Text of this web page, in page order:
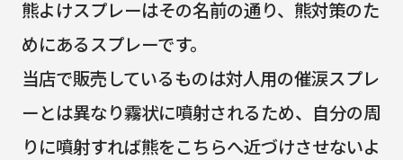
熊よけスプレーはその名前の通り、熊対策のた
めにあるスプレーです。
当店で販売しているものは対人用の催涙スプレ
ーとは異なり霧状に噴射されるため、自分の周
りに噴射すれば熊をこちらへ近づけさせないよ